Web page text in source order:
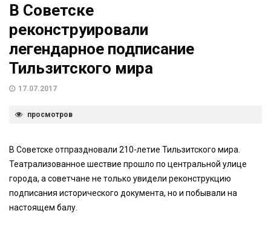
В Советске
реконструировали
легендарное подписание
Тильзитского мира
17.07.2017
просмотров
В Советске отпраздновали 210-летие Тильзитского мира.
Театрализованное шествие прошло по центральной улице
города, а советчане не только увидели реконструкцию
подписания исторического документа, но и побывали на
настоящем балу.